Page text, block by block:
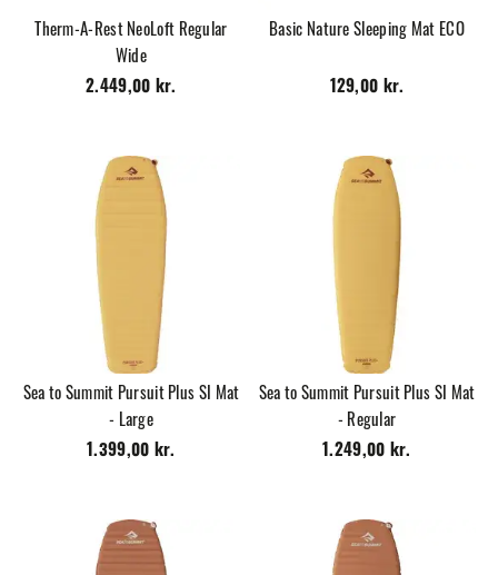
Therm-A-Rest NeoLoft Regular
Wide
2.449,00 kr.
Basic Nature Sleeping Mat ECO
129,00 kr.
Sea to Summit Pursuit Plus SI Mat
- Large
1.399,00 kr.
Sea to Summit Pursuit Plus SI Mat
- Regular
1.249,00 kr.